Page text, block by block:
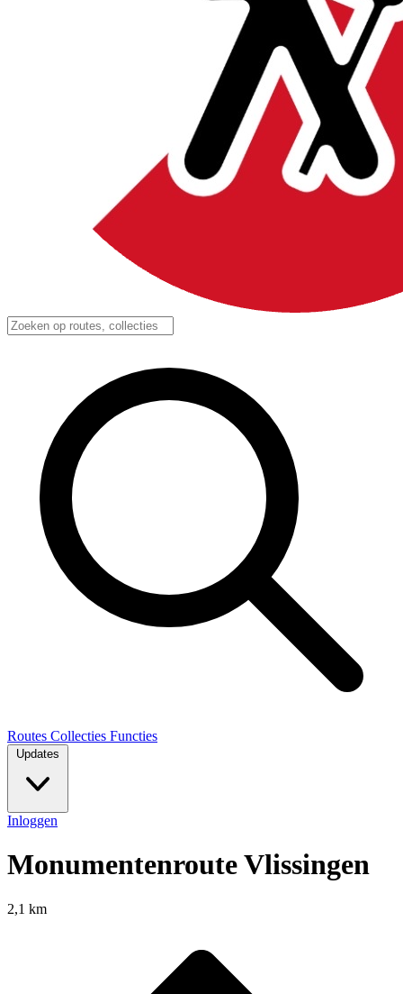
Routes Collecties Functies
Updates
Inloggen
Monumentenroute Vlissingen
2,1 km